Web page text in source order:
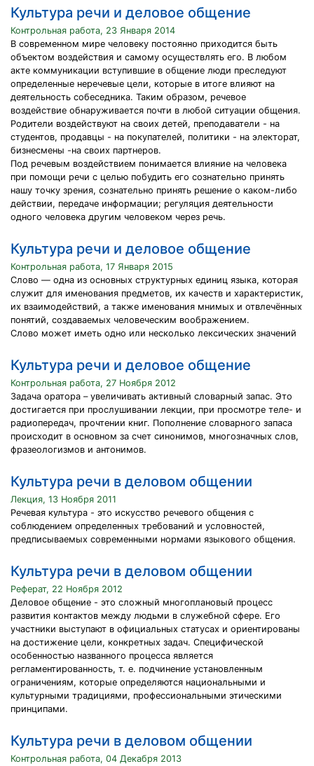
Культура речи и деловое общение
Контрольная работа, 23 Января 2014
В современном мире человеку постоянно приходится быть
объектом воздействия и самому осуществлять его. В любом
акте коммуникации вступившие в общение люди преследуют
определенные неречевые цели, которые в итоге влияют на
деятельность собеседника. Таким образом, речевое
воздействие обнаруживается почти в любой ситуации общения.
Родители воздействуют на своих детей, преподаватели - на
студентов, продавцы - на покупателей, политики - на электорат,
бизнесмены -на своих партнеров.
Под речевым воздействием понимается влияние на человека
при помощи речи с целью побудить его сознательно принять
нашу точку зрения, сознательно принять решение о каком-либо
действии, передаче информации; регуляция деятельности
одного человека другим человеком через речь.
Культура речи и деловое общение
Контрольная работа, 17 Января 2015
Слово — одна из основных структурных единиц языка, которая
служит для именования предметов, их качеств и характеристик,
их взаимодействий, а также именования мнимых и отвлечённых
понятий, создаваемых человеческим воображением.
Слово может иметь одно или несколько лексических значений
Культура речи и деловое общение
Контрольная работа, 27 Ноября 2012
Задача оратора – увеличивать активный словарный запас. Это
достигается при прослушивании лекции, при просмотре теле- и
радиопередач, прочтении книг. Пополнение словарного запаса
происходит в основном за счет синонимов, многозначных слов,
фразеологизмов и антонимов.
Культура речи в деловом общении
Лекция, 13 Ноября 2011
Речевая культура - это искусство речевого общения с
соблюдением определенных требований и условностей,
предписываемых современными нормами языкового общения.
Культура речи в деловом общении
Реферат, 22 Ноября 2012
Деловое общение - это сложный многоплановый процесс
развития контактов между людьми в служебной сфере. Его
участники выступают в официальных статусах и ориентированы
на достижение цели, конкретных задач. Специфической
особенностью названного процесса является
регламентированность, т. е. подчинение установленным
ограничениям, которые определяются национальными и
культурными традициями, профессиональными этическими
принципами.
Культура речи в деловом общении
Контрольная работа, 04 Декабря 2013